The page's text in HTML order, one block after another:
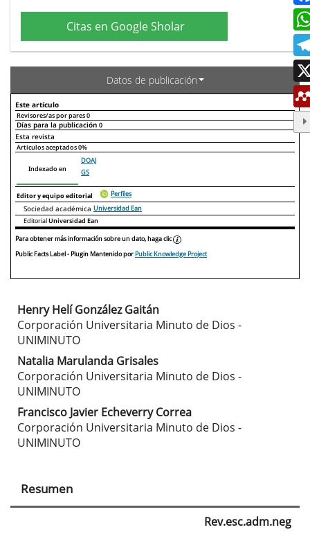
Citas en Google Sholar
Datos de publicación
Este artículo
Revisores/as por pares0
Días para la publicación 0
Declaraciones de autoría
Esta revista
Artículos aceptados0%
Indexado en
DOAJ
GS
Editor y equipo editorial Perfiles
Sociedad académica Universidad Ean
EditorialUniversidad Ean
Para obtener más información sobre un dato, haga clic
Public Facts Label- Plugin Mantenido porPublic Knowledge Project
Contenido
principal
del
artículo
Henry Helí González Gaitán
Corporación Universitaria Minuto de Dios -
UNIMINUTO
Natalia Marulanda Grisales
Corporación Universitaria Minuto de Dios -
UNIMINUTO
Francisco Javier Echeverry Correa
Corporación Universitaria Minuto de Dios -
UNIMINUTO
Resumen
Rev.esc.adm.neg